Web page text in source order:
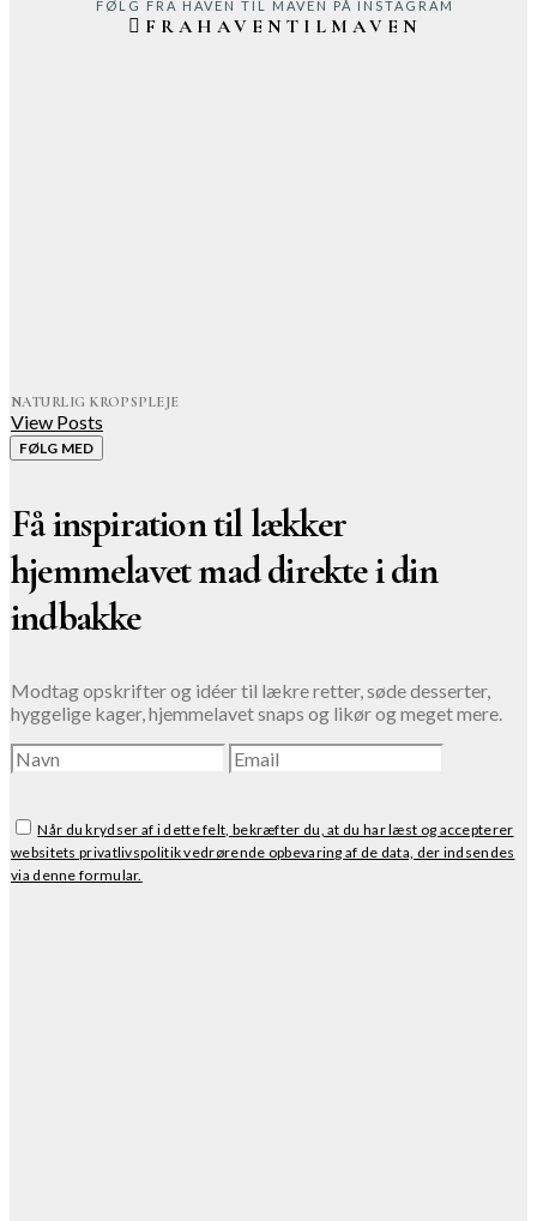
NATURLIG KROPSPLEJE
View Posts
FØLG MED
Få inspiration til lækker
hjemmelavet mad direkte i din
indbakke
Modtag opskrifter og idéer til lækre retter, søde desserter,
hyggelige kager, hjemmelavet snaps og likør og meget mere.
Når du krydser af i dette felt, bekræfter du, at du har læst og accepterer
websitets privatlivspolitik vedrørende opbevaring af de data, der indsendes
via denne formular.
FRAHAVENTILMAVEN
FØLG FRA HAVEN TIL MAVEN PÅ INSTAGRAM